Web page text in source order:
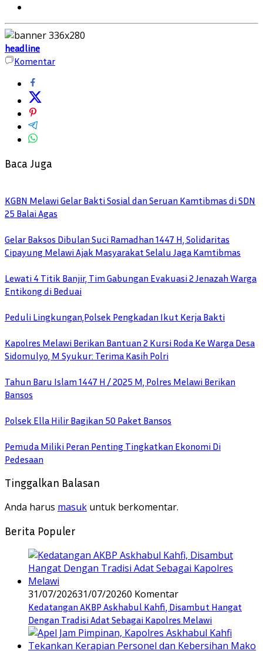
headline
Komentar
Baca Juga
KGBN Melawi Gelar Bakti Sosial dan Seruan Kamtibmas di SDN
25 Balai Agas
Gelar Baksos Dibulan Suci Ramadhan 1447 H, Solidaritas
Cipayung Melawi Ajak Masyarakat Selalu Jaga Kamtibmas
Lewati 4 Titik Banjir, Tim Gabungan Evakuasi 2 Jenazah Warga
Entikong di Beduai
Peduli Lingkungan,Polsek Pengkadan Ikut Kerja Bakti
Kapolres Melawi Berikan Bantuan 2 Kursi Roda Ke Warga Desa
Sidomulyo, M Syukur: Terima Kasih Polri
Tahun Baru Islam 1447 H / 2025 M, Polres Melawi Berikan
Bansos
Polsek Ella Hilir Bagikan 50 Paket Bansos
Pemuda Miliki Peran Penting Tingkatkan Ekonomi Di
Pedesaan
Tinggalkan Balasan
Anda harus masuk untuk berkomentar.
Berita Populer
31/07/202631/07/20260 Komentar
Kedatangan AKBP Askhabul Kahfi, Disambut Hangat
Dengan Tradisi Adat Sebagai Kapolres Melawi